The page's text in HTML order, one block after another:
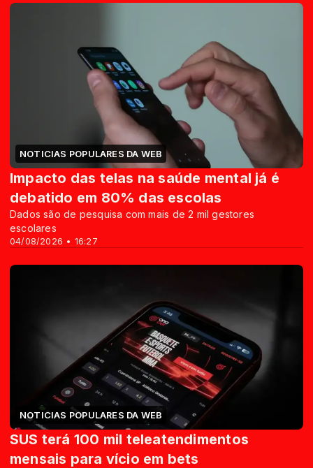
NOTICIAS POPULARES DA WEB
04/08/2026 • 16:27
Impacto das telas na saúde mental já é
debatido em 80% das escolas
Dados são de pesquisa com mais de 2 mil gestores
escolares
NOTICIAS POPULARES DA WEB
SUS terá 100 mil teleatendimentos
mensais para vício em bets